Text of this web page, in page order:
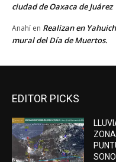
ciudad de Oaxaca de Juárez
Anahí en Realizan en
mural del Día de Muertos.
EDITOR PICKS